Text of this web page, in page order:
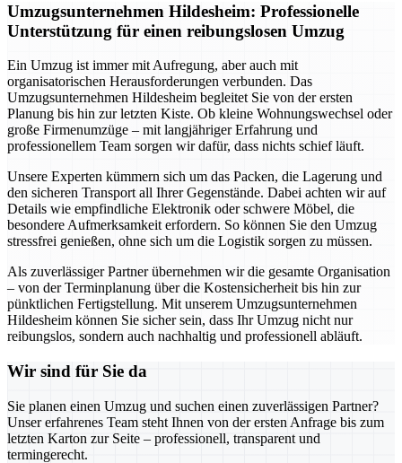
Umzugsunternehmen Hildesheim: Professionelle
Unterstützung für einen reibungslosen Umzug
Ein Umzug ist immer mit Aufregung, aber auch mit
organisatorischen Herausforderungen verbunden. Das
Umzugsunternehmen Hildesheim begleitet Sie von der ersten
Planung bis hin zur letzten Kiste. Ob kleine Wohnungswechsel oder
große Firmenumzüge – mit langjähriger Erfahrung und
professionellem Team sorgen wir dafür, dass nichts schief läuft.
Unsere Experten kümmern sich um das Packen, die Lagerung und
den sicheren Transport all Ihrer Gegenstände. Dabei achten wir auf
Details wie empfindliche Elektronik oder schwere Möbel, die
besondere Aufmerksamkeit erfordern. So können Sie den Umzug
stressfrei genießen, ohne sich um die Logistik sorgen zu müssen.
Als zuverlässiger Partner übernehmen wir die gesamte Organisation
– von der Terminplanung über die Kostensicherheit bis hin zur
pünktlichen Fertigstellung. Mit unserem Umzugsunternehmen
Hildesheim können Sie sicher sein, dass Ihr Umzug nicht nur
reibungslos, sondern auch nachhaltig und professionell abläuft.
Wir sind für Sie da
Sie planen einen Umzug und suchen einen zuverlässigen Partner?
Unser erfahrenes Team steht Ihnen von der ersten Anfrage bis zum
letzten Karton zur Seite – professionell, transparent und
termingerecht.